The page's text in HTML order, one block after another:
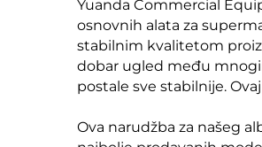
Yuanda Commercial
osnovnih alata za
stabilnim kvalitetom
dobar ugled među
postale sve stabilnije.
Ova narudžba za našeg